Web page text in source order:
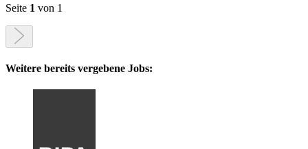
Seite 1 von 1
Weitere bereits vergebene Jobs: